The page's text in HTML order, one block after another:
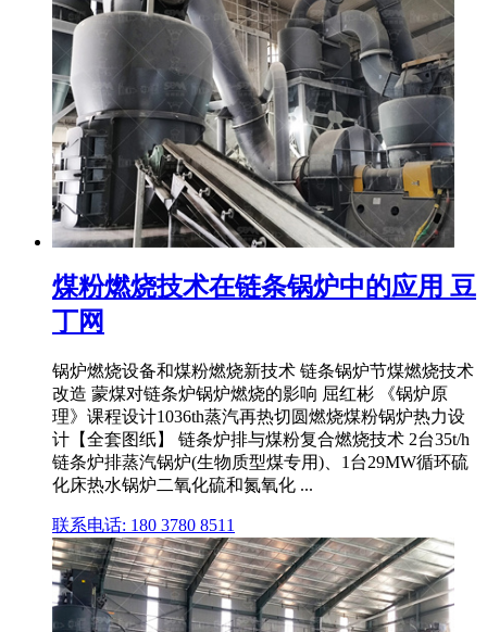
煤粉燃烧技术在链条锅炉中的应用 豆
丁网
锅炉燃烧设备和煤粉燃烧新技术 链条锅炉节煤燃烧技术
改造 蒙煤对链条炉锅炉燃烧的影响 屈红彬 《锅炉原
理》课程设计1036th蒸汽再热切圆燃烧煤粉锅炉热力设
计【全套图纸】 链条炉排与煤粉复合燃烧技术 2台35t/h
链条炉排蒸汽锅炉(生物质型煤专用)、1台29MW循环硫
化床热水锅炉二氧化硫和氮氧化 ...
联系电话: 180 3780 8511